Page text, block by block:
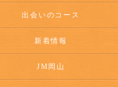
出会いのコース
新着情報
JM岡山